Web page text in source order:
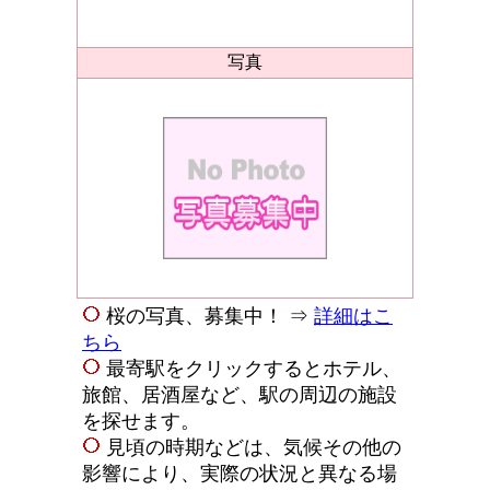
写真
桜の写真、募集中！ ⇒ 詳細はこ
ちら
最寄駅をクリックするとホテル、
旅館、居酒屋など、駅の周辺の施設
を探せます。
見頃の時期などは、気候その他の
影響により、実際の状況と異なる場